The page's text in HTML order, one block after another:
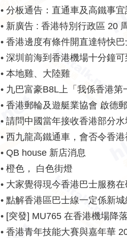
• 分板通告：直通車及高鐵事
新）
• 新廣告 : 香港特別行政區 20
• 香港邊度有條件開直達特快巴
• 深圳前海到香港機場十分鐘可
• 本地雞、大陸雞
• 九巴富豪B8L上「我係香港第
banner
• 香港郵輪及遊艇業協會 啟德
• 請問中國當年接收香港部分
• 西九龍高鐵通車，會否令香港
• QB house 新店消息
• 橙色， 白色街燈
• 大家覺得現今香港巴士服務
• 點解香港區巴士線一定係新城
• [突發] MU765 在香港機場降
• 香港青年技能大賽與嘉年華